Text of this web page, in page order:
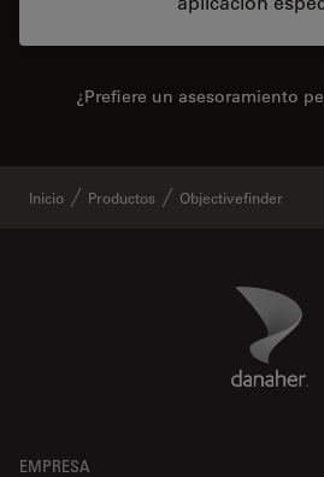
¿Prefiere un asesoramiento
Inicio Productos Objectivefinder
Danaher
EMPRESA